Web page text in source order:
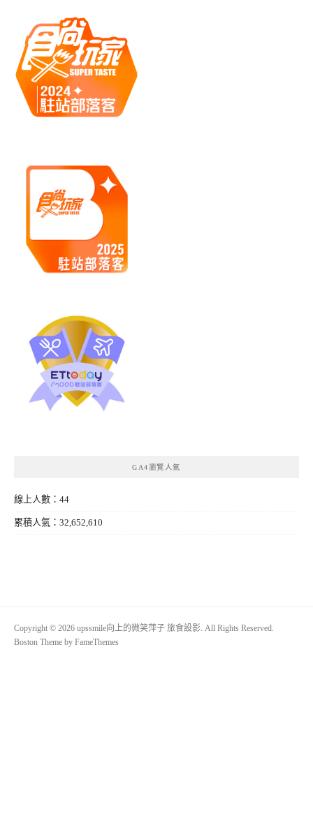
GA4瀏覽人氣
線上人數：44
累積人氣：32,652,610
Copyright © 2026 upssmile向上的微笑萍子 旅食設影. All Rights Reserved.
Boston Theme by FameThemes